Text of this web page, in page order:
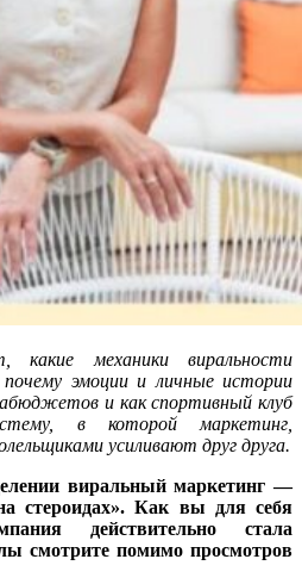
какие механики виральности
эмоции и личные истории
и как спортивный клуб
в которой маркетинг,
усиливают друг друга.
виральный маркетинг —
стероидах». Как вы для себя
действительно стала
смотрите помимо просмотров